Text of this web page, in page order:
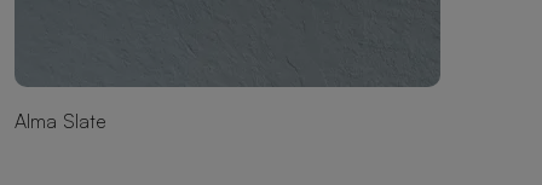
Alma Slate